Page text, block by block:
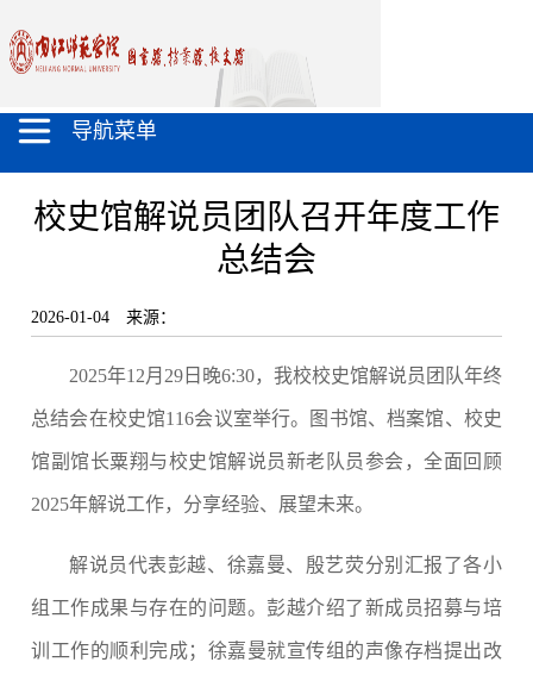
导航菜单
校史馆解说员团队召开年度工作
总结会
2026-01-04 来源：
2025年12月29日晚6:30，我校校史馆解说员团队年终
总结会在校史馆116会议室举行。图书馆、档案馆、校史
馆副馆长粟翔与校史馆解说员新老队员参会，全面回顾
2025年解说工作，分享经验、展望未来。
解说员代表彭越、徐嘉曼、殷艺荧分别汇报了各小
组工作成果与存在的问题。彭越介绍了新成员招募与培
训工作的顺利完成；徐嘉曼就宣传组的声像存档提出改